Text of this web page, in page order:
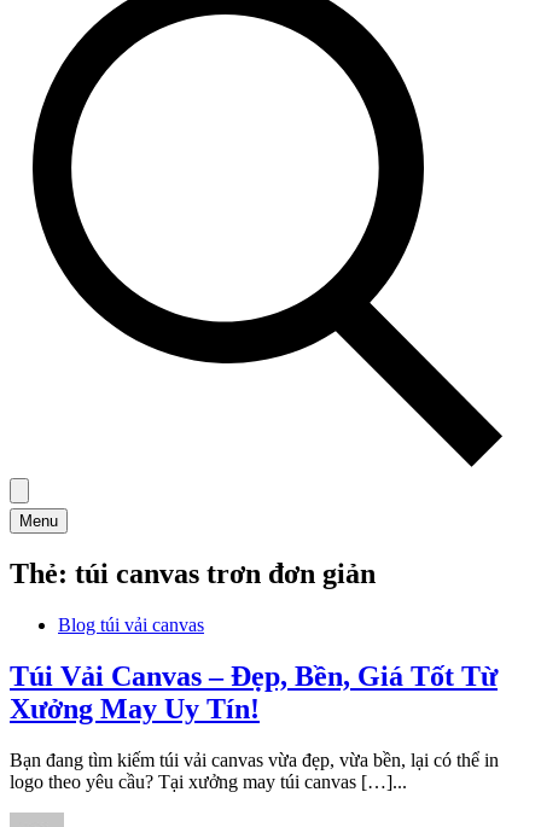
Menu
Thẻ: túi canvas trơn đơn giản
Blog túi vải canvas
Túi Vải Canvas – Đẹp, Bền, Giá Tốt Từ
Xưởng May Uy Tín!
Bạn đang tìm kiếm túi vải canvas vừa đẹp, vừa bền, lại có thể in
logo theo yêu cầu? Tại xưởng may túi canvas […]...